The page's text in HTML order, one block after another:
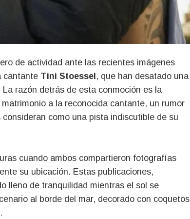
cantante Tini Stoessel, que han desatado una
razón detrás de esta conmoción es la
a la reconocida cantante, un rumor
como una pista indiscutible de su
cuando ambos compartieron fotografías
su ubicación. Estas publicaciones,
lleno de tranquilidad mientras el sol se
al borde del mar, decorado con coquetos